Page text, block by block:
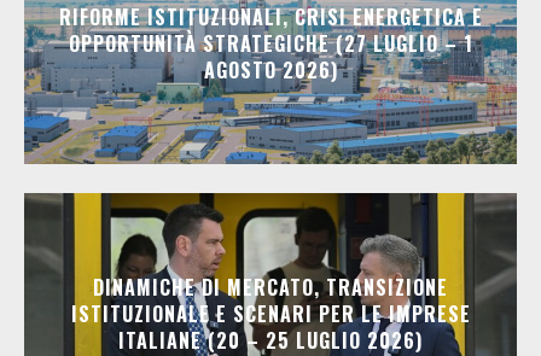
RIFORME ISTITUZIONALI, CRISI ENERGETICA E
OPPORTUNITÀ STRATEGICHE (27 LUGLIO – 1
AGOSTO 2026)
DINAMICHE DI MERCATO, TRANSIZIONE
ISTITUZIONALE E SCENARI PER LE IMPRESE
ITALIANE (20 – 25 LUGLIO 2026)